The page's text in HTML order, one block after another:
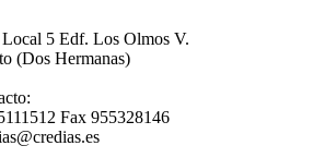
Local 5 Edf. Los Olmos V.
(Dos Hermanas)
Fax 955328146